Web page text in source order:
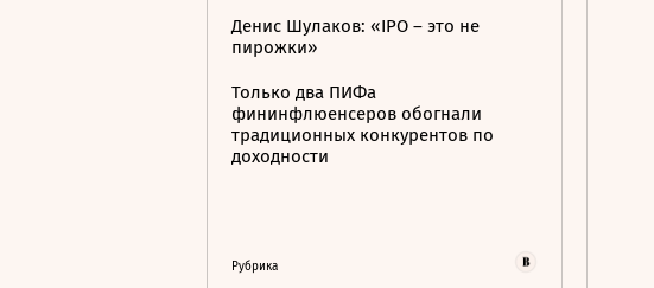
Денис Шулаков: «IPO – это не
пирожки»
Только два ПИФа
фининфлюенсеров обогнали
традиционных конкурентов по
доходности
Рубрика